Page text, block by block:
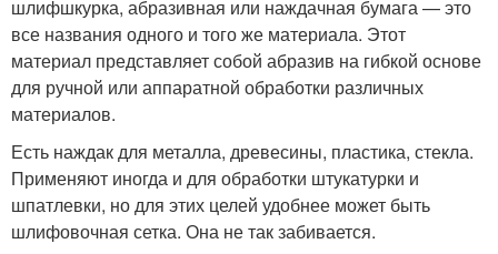
шлифшкурка, абразивная или наждачная бумага — это
все названия одного и того же материала. Этот
материал представляет собой абразив на гибкой основе
для ручной или аппаратной обработки различных
материалов.
Есть наждак для металла, древесины, пластика, стекла.
Применяют иногда и для обработки штукатурки и
шпатлевки, но для этих целей удобнее может быть
шлифовочная сетка. Она не так забивается.